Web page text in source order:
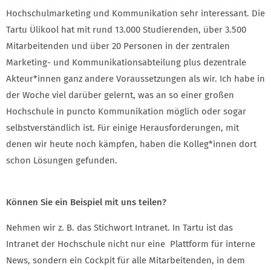
Hochschulmarketing und Kommunikation sehr interessant. Die
Tartu Ülikool hat mit rund 13.000 Studierenden, über 3.500
Mitarbeitenden und über 20 Personen in der zentralen
Marketing- und Kommunikationsabteilung plus dezentrale
Akteur*innen ganz andere Voraussetzungen als wir. Ich habe in
der Woche viel darüber gelernt, was an so einer großen
Hochschule in puncto Kommunikation möglich oder sogar
selbstverständlich ist. Für einige Herausforderungen, mit
denen wir heute noch kämpfen, haben die Kolleg*innen dort
schon Lösungen gefunden.
Können Sie ein Beispiel mit uns teilen?
Nehmen wir z. B. das Stichwort Intranet. In Tartu ist das
Intranet der Hochschule nicht nur eine Plattform für interne
News, sondern ein Cockpit für alle Mitarbeitenden, in dem